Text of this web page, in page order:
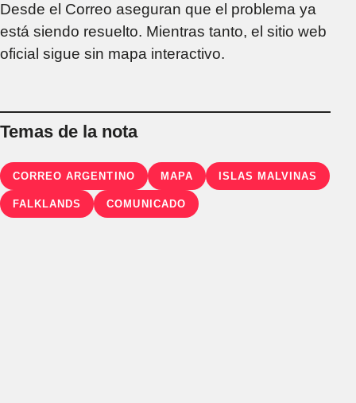
Desde el Correo aseguran que el problema ya
está siendo resuelto. Mientras tanto, el sitio web
oficial sigue sin mapa interactivo.
Temas de la nota
CORREO ARGENTINO MAPA ISLAS MALVINAS
FALKLANDS COMUNICADO